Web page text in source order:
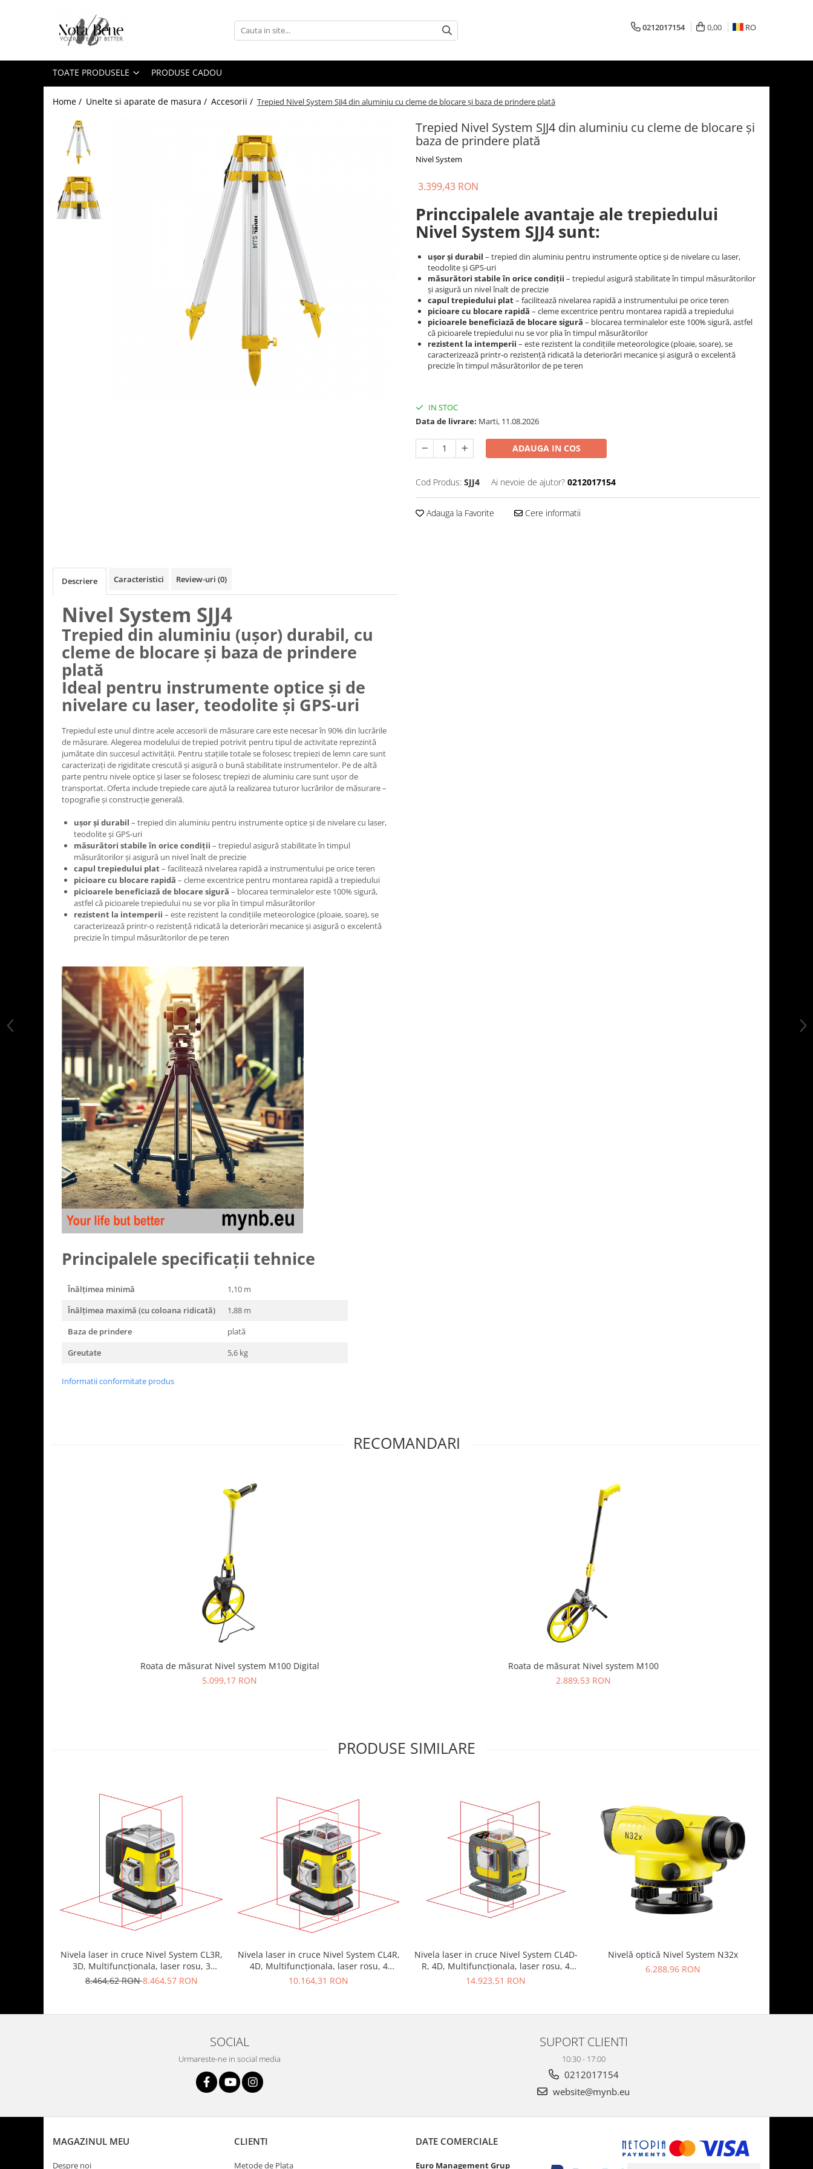
Toate Produsele
Conexiune Wi-Fi
Cu panou solar
Sonerie inteligentă
Accesorii camere de supraveghere
Unelte si aparate de masura
0212017154 0,00 RO
TOATE PRODUSELE PRODUSE CADOU
Home / Unelte si aparate de masura / Accesorii / Trepied Nivel System SJJ4 din aluminiu cu cleme de blocare și baza de prindere plată
Trepied Nivel System SJJ4 din aluminiu cu cleme de blocare și
baza de prindere plată
Nivel System
3.399,43 RON
Princcipalele avantaje ale trepiedului
Nivel System SJJ4 sunt:
ușor și durabil – trepied din aluminiu pentru instrumente optice și de nivelare cu laser,
teodolite și GPS-uri
măsurători stabile în orice condiții – trepiedul asigură stabilitate în timpul măsurătorilor
și asigură un nivel înalt de precizie
capul trepiedului plat– facilitează nivelarea rapidă a instrumentului pe orice teren
picioare cu blocare rapidă – cleme excentrice pentru montarea rapidă a trepiedului
picioarele beneficiază de blocare sigură – blocarea terminalelor este 100% sigură, astfel
că picioarele trepiedului nu se vor plia în timpul măsurătorilor
rezistent la intemperii – este rezistent la condițiile meteorologice (ploaie, soare), se
caracterizează printr-o rezistență ridicată la deteriorări mecanice și asigură o excelentă
precizie în timpul măsurătorilor de pe teren
IN STOC
Data de livrare: Marti, 11.08.2026
ADAUGA IN COS
Cod Produs: SJJ4 Ai nevoie de ajutor? 0212017154
Adauga la Favorite Cere informatii
Descriere Caracteristici Review-uri (0)
Nivel System SJJ4
Trepied din aluminiu (ușor) durabil, cu
cleme de blocare și baza de prindere
plată
Ideal pentru instrumente optice și de
nivelare cu laser, teodolite și GPS-uri
Trepiedul este unul dintre acele accesorii de măsurare care este necesar în 90% din lucrările
de măsurare. Alegerea modelului de trepied potrivit pentru tipul de activitate reprezintă
jumătate din succesul activității. Pentru staţiile totale se folosesc trepiezi de lemn care sunt
caracterizaţi de rigiditate crescută şi asigură o bună stabilitate instrumentelor. Pe de altă
parte pentru nivele optice şi laser se folosesc trepiezi de aluminiu care sunt uşor de
transportat. Oferta include trepiede care ajută la realizarea tuturor lucrărilor de măsurare –
topografie și construcție generală.
ușor și durabil – trepied din aluminiu pentru instrumente optice și de nivelare cu laser,
teodolite și GPS-uri
măsurători stabile în orice condiții – trepiedul asigură stabilitate în timpul
măsurătorilor și asigură un nivel înalt de precizie
capul trepiedului plat– facilitează nivelarea rapidă a instrumentului pe orice teren
picioare cu blocare rapidă – cleme excentrice pentru montarea rapidă a trepiedului
picioarele beneficiază de blocare sigură – blocarea terminalelor este 100% sigură,
astfel că picioarele trepiedului nu se vor plia în timpul măsurătorilor
rezistent la intemperii – este rezistent la condițiile meteorologice (ploaie, soare), se
caracterizează printr-o rezistență ridicată la deteriorări mecanice și asigură o excelentă
precizie în timpul măsurătorilor de pe teren
Principalele specificații tehnice
Înălţimea minimă
1,10 m
Înălţimea maximă (cu coloana ridicată)
1,88 m
Baza de prindere
plată
Greutate
5,6 kg
Informatii conformitate produs
RECOMANDARI
Roata de măsurat Nivel system M100 Digital
5.099,17 RON
Roata de măsurat Nivel system M100
2.889,53 RON
PRODUSE SIMILARE
Nivela laser in cruce Nivel System CL3R,
3D, Multifuncționala, laser rosu, 3
planuri laser (360 grade)
8.464,62 RON8.464,57 RON
Nivela laser in cruce Nivel System CL4R,
4D, Multifuncționala, laser rosu, 4
planuri laser (360 grade)
10.164,31 RON
Nivela laser in cruce Nivel System CL4D-
R, 4D, Multifuncționala, laser rosu, 4
planuri laser (360 grade)
14.923,51 RON
Nivelă optică Nivel System N32x
6.288,96 RON
SOCIAL
Urmareste-ne in social media
SUPORT CLIENTI
10:30 - 17:00
0212017154
website@mynb.eu
MAGAZINUL MEU
Despre noi
CLIENTI
Metode de Plata
DATE COMERCIALE
Euro Management Grup